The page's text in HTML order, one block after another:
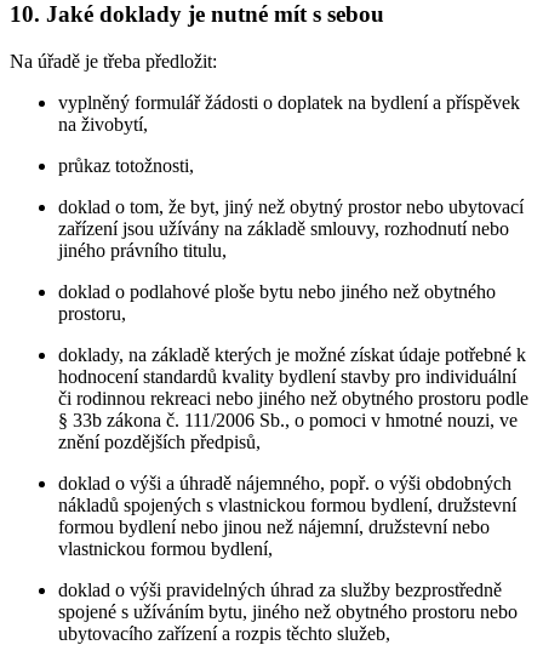
10. Jaké doklady je nutné mít s sebou
Na úřadě je třeba předložit:
vyplněný formulář žádosti o doplatek na bydlení a příspěvek
na živobytí,
průkaz totožnosti,
doklad o tom, že byt, jiný než obytný prostor nebo ubytovací
zařízení jsou užívány na základě smlouvy, rozhodnutí nebo
jiného právního titulu,
doklad o podlahové ploše bytu nebo jiného než obytného
prostoru,
doklady, na základě kterých je možné získat údaje potřebné k
hodnocení standardů kvality bydlení stavby pro individuální
či rodinnou rekreaci nebo jiného než obytného prostoru podle
§ 33b zákona č. 111/2006 Sb., o pomoci v hmotné nouzi, ve
znění pozdějších předpisů,
doklad o výši a úhradě nájemného, popř. o výši obdobných
nákladů spojených s vlastnickou formou bydlení, družstevní
formou bydlení nebo jinou než nájemní, družstevní nebo
vlastnickou formou bydlení,
doklad o výši pravidelných úhrad za služby bezprostředně
spojené s užíváním bytu, jiného než obytného prostoru nebo
ubytovacího zařízení a rozpis těchto služeb,